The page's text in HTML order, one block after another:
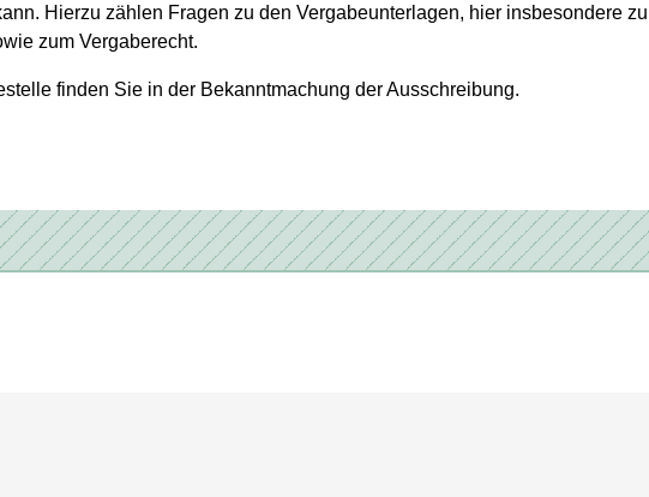
Hierzu zählen Fragen zu den Vergabeunterlagen, hier insbesondere
zum Vergaberecht.
finden Sie in der Bekanntmachung der Ausschreibung.